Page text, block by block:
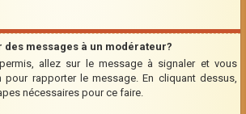
messages à un modérateur?
permis, allez sur le message à signaler et vous
rapporter le message. En cliquant dessus,
nécessaires pour ce faire.